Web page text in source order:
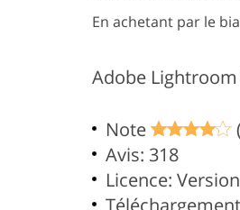
En achetant par le
Adobe
Note
Avis: 318
Licence: